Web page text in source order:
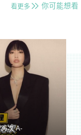
看更多 你可能想看
次 A-